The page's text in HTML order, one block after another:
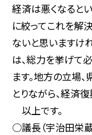
経済は悪くなると
に絞ってこれを解
ないと思いますけ
は、総力を挙げて
ます。地方の立場
とりながら、経済
以上です。
○議長（宇治田栄